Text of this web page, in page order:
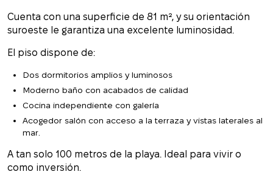
Cuenta con una superficie de 81 m², y su orientación
suroeste le garantiza una excelente luminosidad.
El piso dispone de:
Dos dormitorios amplios y luminosos
Moderno baño con acabados de calidad
Cocina independiente con galería
Acogedor salón con acceso a la terraza y vistas laterales al
mar.
A tan solo 100 metros de la playa. Ideal para vivir o
como inversión.